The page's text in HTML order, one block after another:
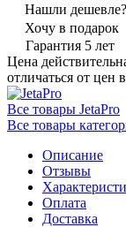
Нашли дешевле?
Хочу в подарок
Гарантия 5 лет
Цена
отличаться от цен
Все товары JetaPro
Все товары
Описание
Отзывы
Оплата
Доставка